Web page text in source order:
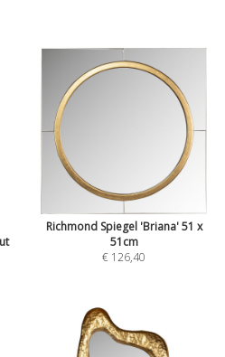
Richmond Spiegel 'Briana' 51 x
51cm
€ 126,40